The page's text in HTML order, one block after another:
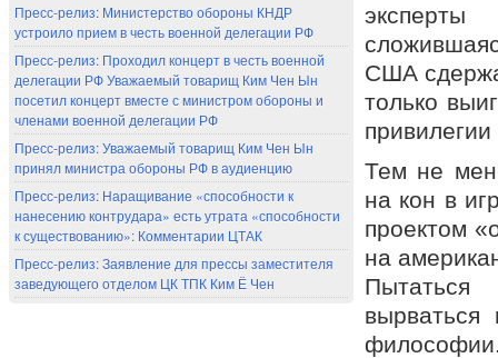
Пресс-релиз: Министерство обороны КНДР
устроило прием в честь военной делегации РФ
Пресс-релиз: Проходил концерт в честь военной
делегации РФ Уважаемый товарищ Ким Чен Ын
посетил концерт вместе с министром обороны и
членами военной делегации РФ
Пресс-релиз: Уважаемый товарищ Ким Чен Ын
принял министра обороны РФ в аудиенцию
Пресс-релиз: Наращивание «способности к
нанесению контрудара» есть утрата «способности
к существованию»: Комментарии ЦТАК
Пресс-релиз: Заявление для прессы заместителя
заведующего отделом ЦК ТПК Ким Ё Чен
США
только
Тем не
на кон в
проектом
на
вырваться